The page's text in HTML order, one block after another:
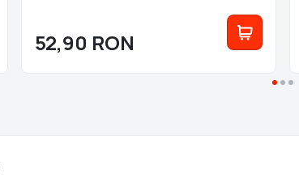
52,90 RON